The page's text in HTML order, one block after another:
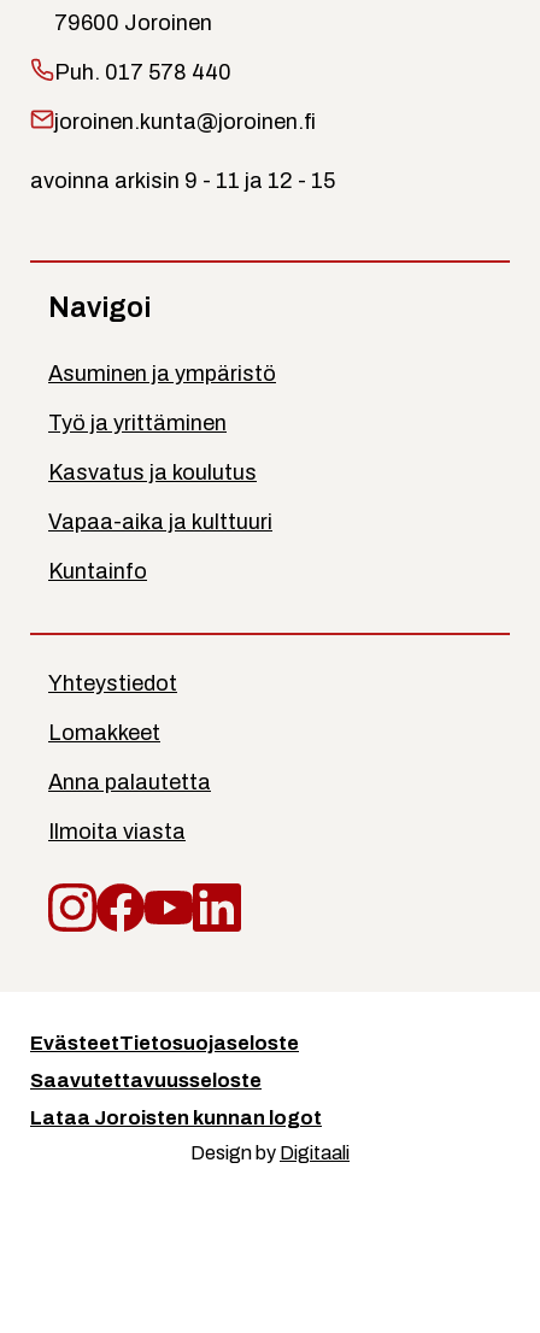
79600 Joroinen
Puh. 017 578 440
joroinen.kunta@joroinen.fi
avoinna arkisin 9 - 11 ja 12 - 15
Navigoi
Asuminen ja ympäristö
Työ ja yrittäminen
Kasvatus ja koulutus
Vapaa-aika ja kulttuuri
Kuntainfo
Yhteystiedot
Lomakkeet
Anna palautetta
Ilmoita viasta
Instagram
Facebook
YouTube
LinkedIn
EvästeetTietosuojaseloste
Saavutettavuusseloste
Lataa Joroisten kunnan logot
Design by Digitaali